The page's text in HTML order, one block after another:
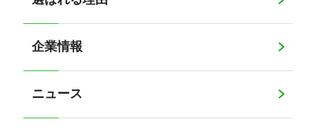
企業情報
ニュース